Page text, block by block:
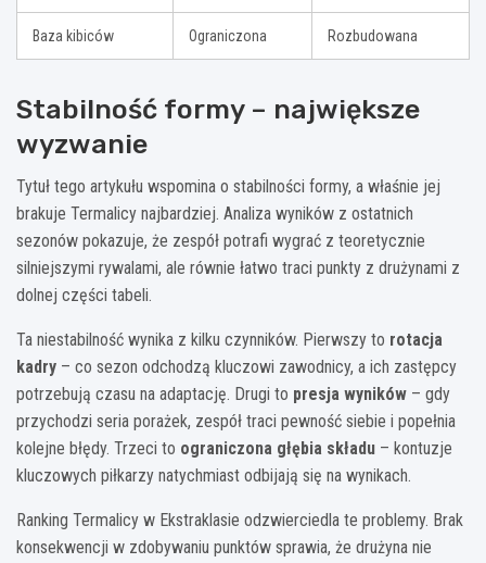
Baza kibiców Ograniczona Rozbudowana
Stabilność formy – największe
wyzwanie
Tytuł tego artykułu wspomina o stabilności formy, a właśnie jej
brakuje Termalicy najbardziej. Analiza wyników z ostatnich
sezonów pokazuje, że zespół potrafi wygrać z teoretycznie
silniejszymi rywalami, ale równie łatwo traci punkty z drużynami z
dolnej części tabeli.
Ta niestabilność wynika z kilku czynników. Pierwszy to rotacja
kadry – co sezon odchodzą kluczowi zawodnicy, a ich zastępcy
potrzebują czasu na adaptację. Drugi to presja wyników – gdy
przychodzi seria porażek, zespół traci pewność siebie i popełnia
kolejne błędy. Trzeci to ograniczona głębia składu – kontuzje
kluczowych piłkarzy natychmiast odbijają się na wynikach.
Ranking Termalicy w Ekstraklasie odzwierciedla te problemy. Brak
konsekwencji w zdobywaniu punktów sprawia, że drużyna nie